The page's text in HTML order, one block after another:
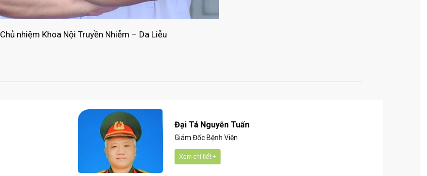
Chủ nhiệm Khoa Nội Truyền Nhiễm – Da Liễu
Đại Tá Nguyễn Tuấn
Giám Đốc Bệnh Viện
Xem chi tiết +